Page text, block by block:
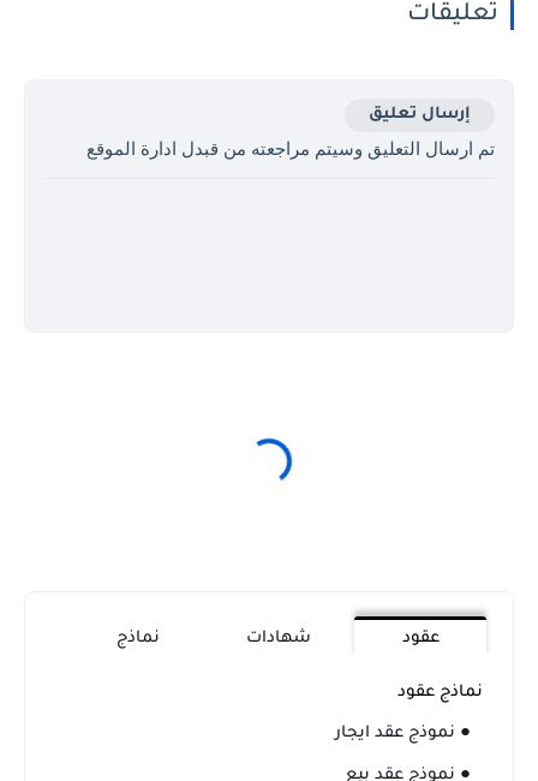
تعليقات
إرسال تعليق
تم ارسال التعليق وسيتم مراجعته من قبدل ادارة الموقع
عقود شهادات نماذج
نماذج عقود
● نموذج عقد ايجار
● نموذج عقد بيع